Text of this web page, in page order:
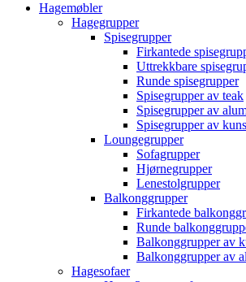
Hagemøbler
Hagegrupper
Spisegrupper
Firkantede
Uttrekkbare
Runde spisegrupper
Spisegrupper av teak
Spisegrupper av
Spisegrupper av
Loungegrupper
Sofagrupper
Hjørnegrupper
Lenestolgrupper
Balkonggrupper
Firkantede
Runde
Balkonggrupper av
Balkonggrupper av
Hagesofaer